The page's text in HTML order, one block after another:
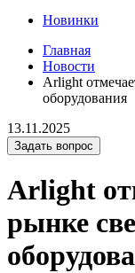
Новинки
Главная
Новости
Arlight
оборудования
13.11.2025
Задать вопрос
Arlight
рынке